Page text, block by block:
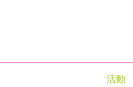
活動